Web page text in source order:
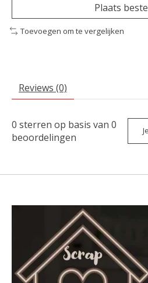
Plaats
Toevoegen om te vergelijken
Reviews (0)
0 sterren op basis van 0
beoordelingen